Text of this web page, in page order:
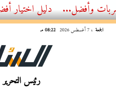
الجمعة ، 7 أغسطس 2026 08:22 مـ
رئيس التحرير